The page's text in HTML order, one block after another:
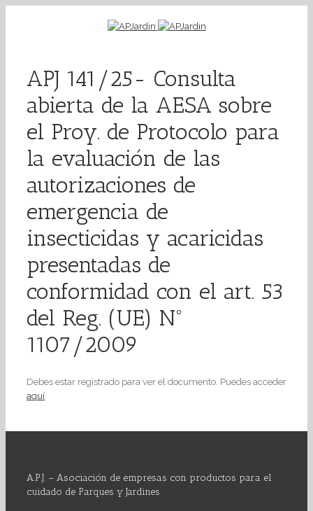
APJ 141/25- Consulta
abierta de la AESA sobre
el Proy. de Protocolo para
la evaluación de las
autorizaciones de
emergencia de
insecticidas y acaricidas
presentadas de
conformidad con el art. 53
del Reg. (UE) Nº
1107/2009
Debes estar registrado para ver el documento. Puedes acceder
aquí.
A.P.J. – Asociación de empresas con productos para el
cuidado de Parques y Jardines